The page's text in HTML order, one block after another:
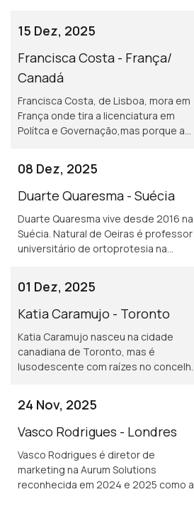
humanitária Misty Ships.
15 Dez, 2025
Francisca Costa - França/
Canadá
Francisca Costa, de Lisboa, mora em
França onde tira a licenciatura em
Polítca e Governação,mas porque a
Asilo e migração são áreas de
investigação
08 Dez, 2025
Duarte Quaresma - Suécia
Duarte Quaresma vive desde 2016 na
Suécia. Natural de Oeiras é professor
universitário de ortoprotesia na
dispositivos para mover cotovelos e
mãos em pessoas que tenham sofrido
um AVC.
01 Dez, 2025
Katia Caramujo - Toronto
Katia Caramujo nasceu na cidade
canadiana de Toronto, mas é
lusodescente com raízes no concelho
conselheira das comunidades
portuguesas.
24 Nov, 2025
Vasco Rodrigues - Londres
Vasco Rodrigues é diretor de
marketing na Aurum Solutions
reconhecida em 2024 e 2025 como a